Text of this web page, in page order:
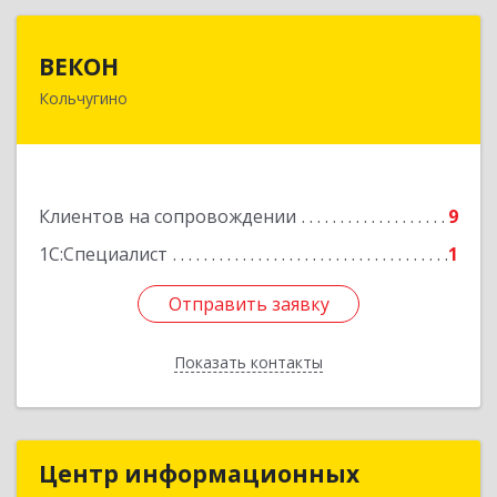
ВЕКОН
Кольчугино
Клиентов на сопровождении
9
1С:Специалист
1
Отправить заявку
Показать контакты
601785, Владимирская обл, Кольчугинский р-н,
Отправить заявку
Назад
Центр информационных
Центр информационных